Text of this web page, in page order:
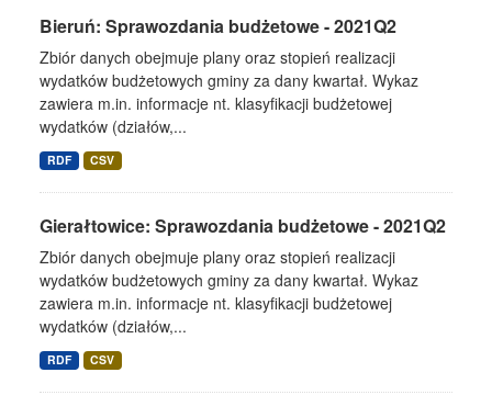
Bieruń: Sprawozdania budżetowe - 2021Q2
Zbiór danych obejmuje plany oraz stopień realizacji
wydatków budżetowych gminy za dany kwartał. Wykaz
zawiera m.in. informacje nt. klasyfikacji budżetowej
wydatków (działów,...
RDF CSV
Gierałtowice: Sprawozdania budżetowe - 2021Q2
Zbiór danych obejmuje plany oraz stopień realizacji
wydatków budżetowych gminy za dany kwartał. Wykaz
zawiera m.in. informacje nt. klasyfikacji budżetowej
wydatków (działów,...
RDF CSV